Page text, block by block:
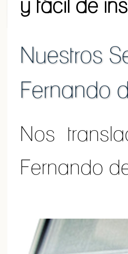
y fácil de
Nuestros
Fernando
Nos
Fernando